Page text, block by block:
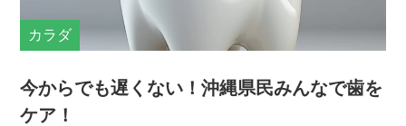
カラダ
今からでも遅くない！沖縄県民みんなで歯を
ケア！